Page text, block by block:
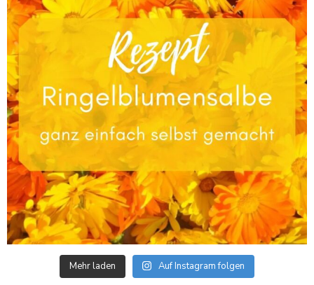
Mehr laden Auf Instagram folgen